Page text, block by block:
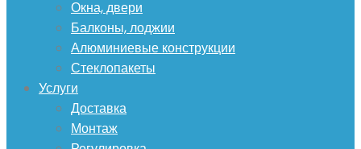
Окна, двери
Балконы, лоджии
Алюминиевые конструкции
Стеклопакеты
Услуги
Доставка
Монтаж